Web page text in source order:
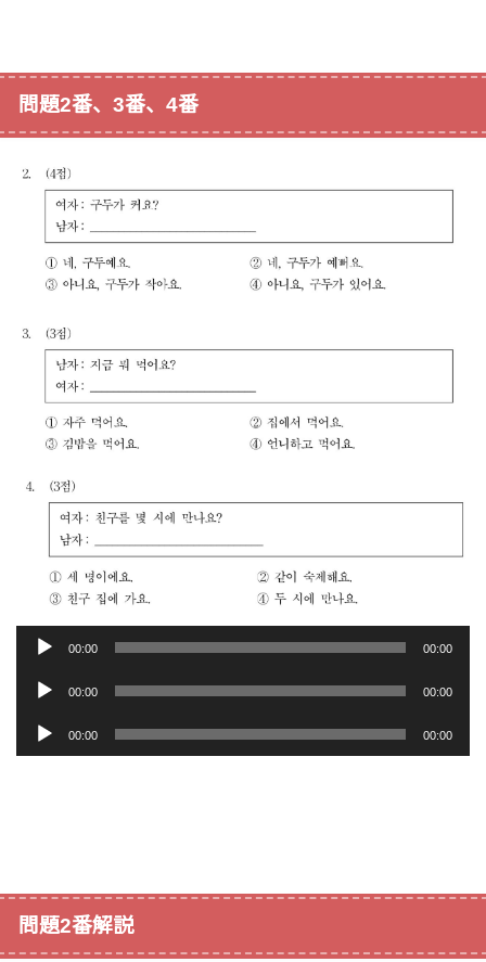
問題2番、3番、4番
00:00 00:00
00:00 00:00
声
00:00 00:00
問題2番解説